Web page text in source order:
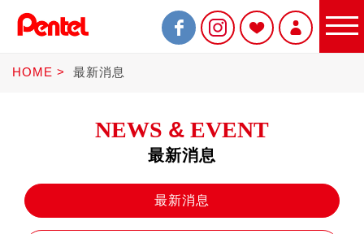
限定商品
HOME 最新消息
NEWS & EVENT
最新消息
最新消息